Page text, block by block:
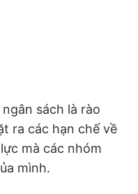
sách là rào
ra các hạn chế về
mà các nhóm
mình.